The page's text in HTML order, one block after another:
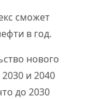
сможет
в год.
нового
и 2040
до 2030